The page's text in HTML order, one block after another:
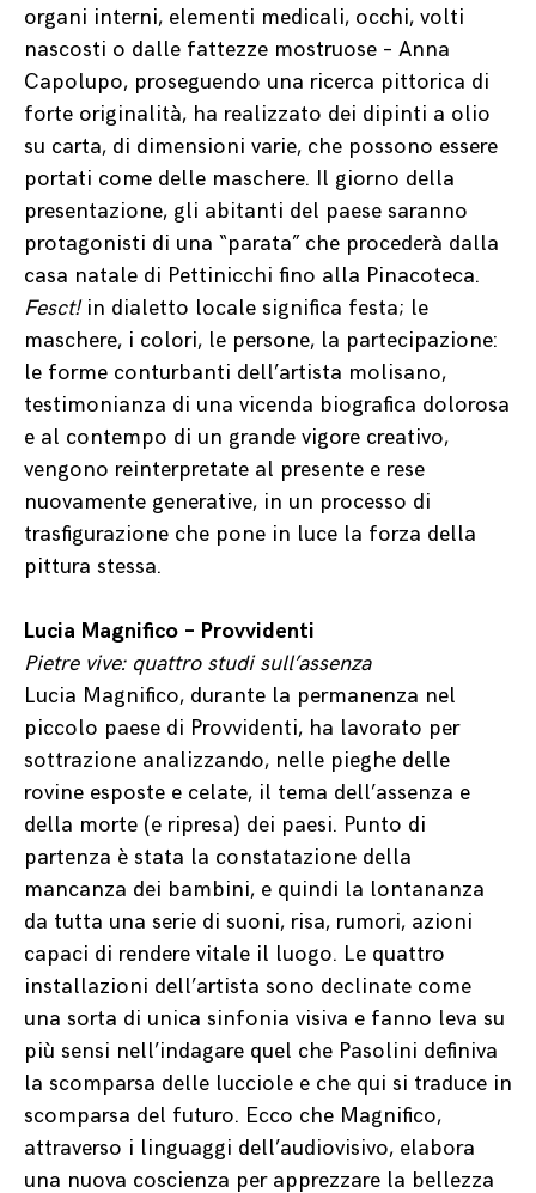
organi interni, elementi medicali, occhi, volti
nascosti o dalle fattezze mostruose – Anna
Capolupo, proseguendo una ricerca pittorica di
forte originalità, ha realizzato dei dipinti a olio
su carta, di dimensioni varie, che possono essere
portati come delle maschere. Il giorno della
presentazione, gli abitanti del paese saranno
protagonisti di una “parata” che procederà dalla
casa natale di Pettinicchi fino alla Pinacoteca.
Fesct!in dialetto locale significa festa; le
maschere, i colori, le persone, la partecipazione:
le forme conturbanti dell’artista molisano,
testimonianza di una vicenda biografica dolorosa
e al contempo di un grande vigore creativo,
vengono reinterpretate al presente e rese
nuovamente generative, in un processo di
trasfigurazione che pone in luce la forza della
pittura stessa.
Lucia Magnifico – Provvidenti
Pietre vive: quattro studi sull’assenza
Lucia Magnifico, durante la permanenza nel
piccolo paese di Provvidenti, ha lavorato per
sottrazione analizzando, nelle pieghe delle
rovine esposte e celate, il tema dell’assenza e
della morte (e ripresa) dei paesi. Punto di
partenza è stata la constatazione della
mancanza dei bambini, e quindi la lontananza
da tutta una serie di suoni, risa, rumori, azioni
capaci di rendere vitale il luogo. Le quattro
installazioni dell’artista sono declinate come
una sorta di unica sinfonia visiva e fanno leva su
più sensi nell’indagare quel che Pasolini definiva
la scomparsa delle lucciole e che qui si traduce in
scomparsa del futuro. Ecco che Magnifico,
attraverso i linguaggi dell’audiovisivo, elabora
una nuova coscienza per apprezzare la bellezza